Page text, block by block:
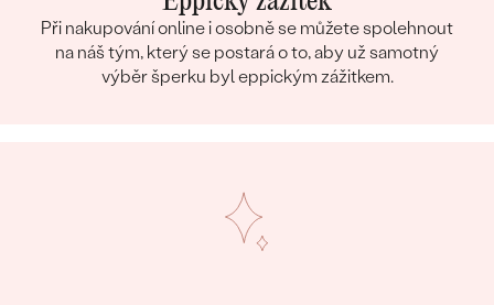
Při nakupování online i osobně se můžete spolehnout
na náš tým, který se postará o to, aby už samotný
výběr šperku byl eppickým zážitkem.